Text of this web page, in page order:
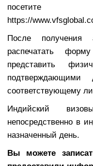
посетите
https://
После получения
распечатать
представить
подтверждающими
соответствующему
Индийский
непосредственно в
назначенный день.
Вы можете